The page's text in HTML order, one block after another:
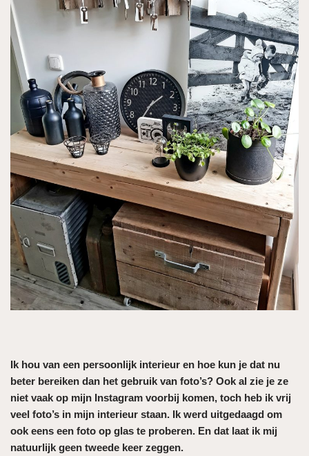
Ik hou van een persoonlijk interieur en hoe kun je dat nu
beter bereiken dan het gebruik van foto’s? Ook al zie je ze
niet vaak op mijn Instagram voorbij komen, toch heb ik vrij
veel foto’s in mijn interieur staan. Ik werd uitgedaagd om
ook eens een foto op glas te proberen. En dat laat ik mij
natuurlijk geen tweede keer zeggen.